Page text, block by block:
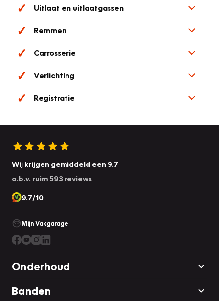
Uitlaat en uitlaatgassen
Remmen
Carrosserie
Verlichting
Registratie
Wij krijgen gemiddeld een 9.7
o.b.v. ruim 593 reviews
9.7/10
Mijn Vakgarage
Onderhoud
Banden